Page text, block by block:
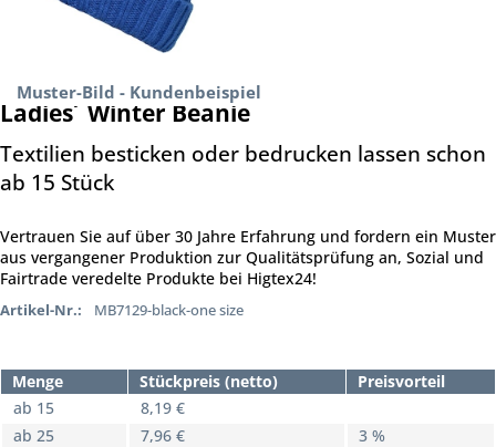
Muster-Bild - Kundenbeispiel
Ladies´ Winter Beanie
Textilien besticken oder bedrucken lassen schon
ab 15 Stück
Vertrauen Sie auf über 30 Jahre Erfahrung und fordern ein Muster
aus vergangener Produktion zur Qualitätsprüfung an, Sozial und
Fairtrade veredelte Produkte bei Higtex24!
Artikel-Nr.: MB7129-black-one size
Menge Stückpreis (netto)
Preisvorteil
ab 15
8,19 €
ab 25
7,96 €
3 %